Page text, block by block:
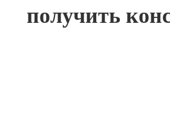
получить